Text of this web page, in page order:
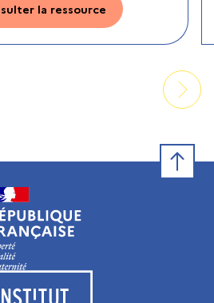
la ressource
le site de l’Institut français